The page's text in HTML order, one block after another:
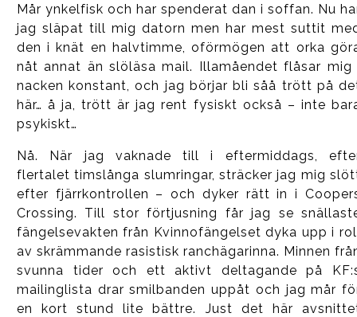
Mår ynkelfisk och har spenderat dan i soffan. Nu
jag släpat till mig datorn men har mest suttit
den i knät en halvtimme, oförmögen att orka
nåt annat än slöläsa mail. Illamåendet flåsar mig
nacken konstant, och jag börjar bli såå trött på
här… å ja, trött är jag rent fysiskt också – inte
psykiskt…
Nå. När jag vaknade till i eftermiddags,
flertalet timslånga slumringar, sträcker jag mig
efter fjärrkontrollen – och dyker rätt in i
Crossing. Till stor förtjusning får jag se
fängelsevakten från Kvinnofängelset dyka upp i
av skrämmande rasistisk ranchägarinna. Minnen
svunna tider och ett aktivt deltagande på
mailinglista drar smilbanden uppåt och jag mår
en kort stund lite bättre. Just det här